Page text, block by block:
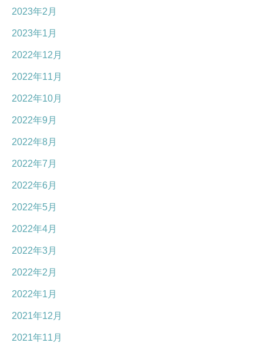
2023年2月
2023年1月
2022年12月
2022年11月
2022年10月
2022年9月
2022年8月
2022年7月
2022年6月
2022年5月
2022年4月
2022年3月
2022年2月
2022年1月
2021年12月
2021年11月